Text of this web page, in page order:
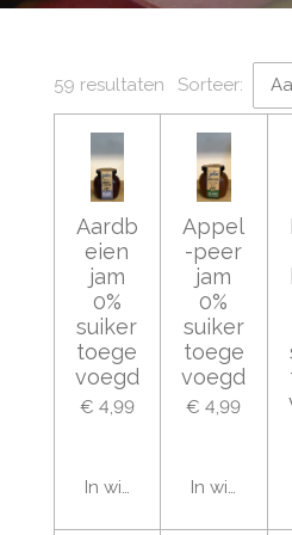
59 resultaten Sorteer:
Aardb
eien
jam
0%
suiker
toege
voegd
€ 4,99
In winkelwagen
Appel
-peer
jam
0%
suiker
toege
voegd
€ 4,99
In